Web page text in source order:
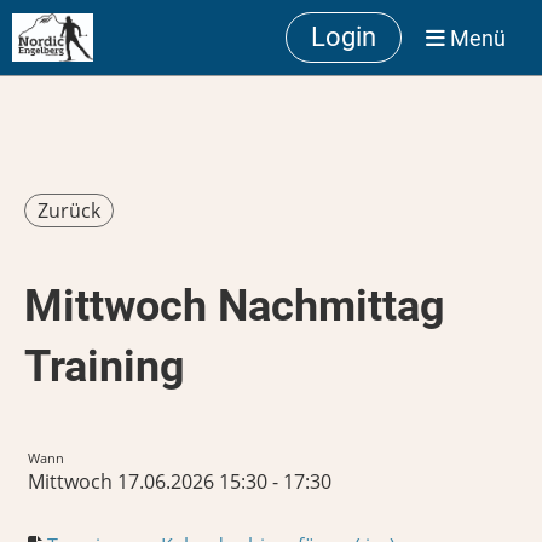
Login Menü
Zurück
Mittwoch Nachmittag
Training
Wann
Mittwoch 17.06.2026 15:30 - 17:30